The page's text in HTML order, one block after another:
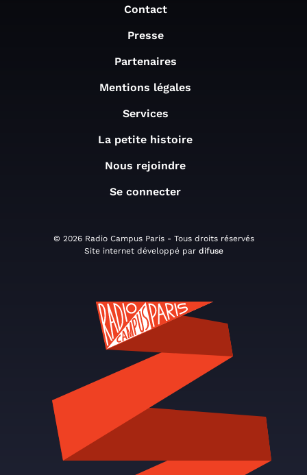
Contact
Presse
Partenaires
Mentions légales
Services
La petite histoire
Nous rejoindre
Se connecter
© 2026 Radio Campus Paris - Tous droits réservés
Site internet développé par difuse